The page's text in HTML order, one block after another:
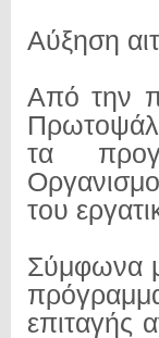
Αύξηση
Από την
τα
του
Σύμφωνα
επιταγής